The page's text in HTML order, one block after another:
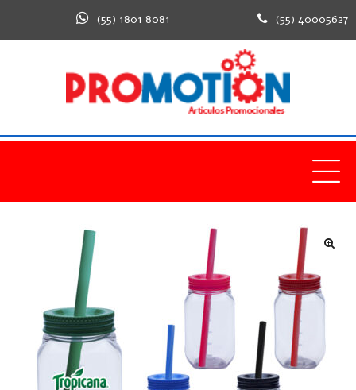
(55) 1801 8081 (55) 40005627